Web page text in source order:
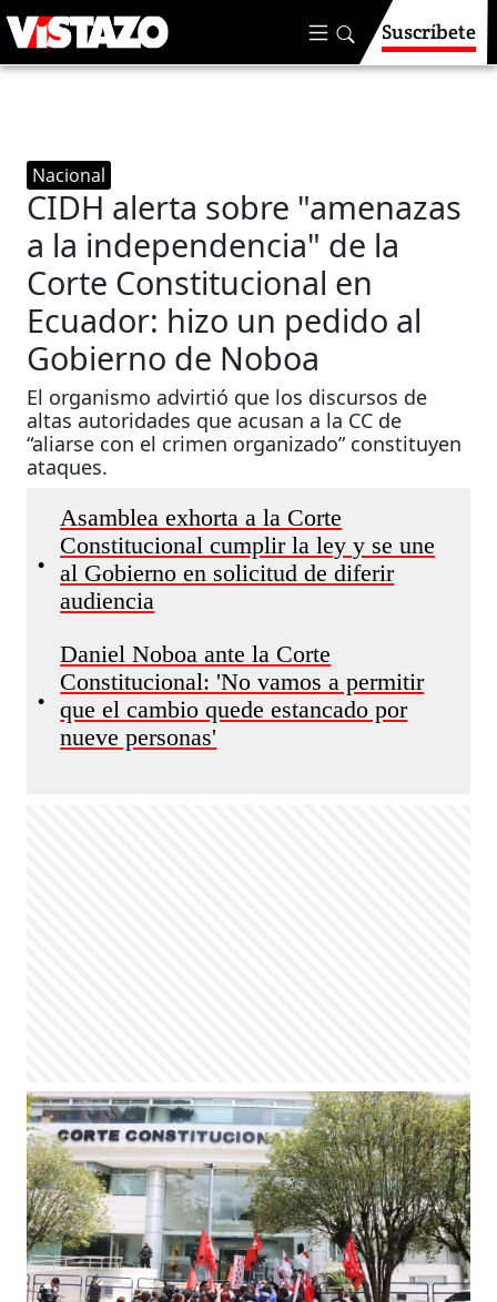
Suscríbete
Nacional
CIDH alerta sobre "amenazas
a la independencia" de la
Corte Constitucional en
Ecuador: hizo un pedido al
Gobierno de Noboa
El organismo advirtió que los discursos de
altas autoridades que acusan a la CC de
“aliarse con el crimen organizado” constituyen
ataques.
•
Asamblea exhorta a la Corte
Constitucional cumplir la ley y se une
al Gobierno en solicitud de diferir
audiencia
•
Daniel Noboa ante la Corte
Constitucional: 'No vamos a permitir
que el cambio quede estancado por
nueve personas'